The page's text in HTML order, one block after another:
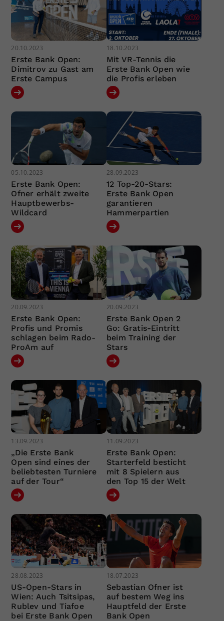
20.10.2023
Erste Bank Open:
Dimitrov zu Gast am
Erste Campus
18.10.2023
Mit VR-Tennis die
Erste Bank Open wie
die Profis erleben
05.10.2023
Erste Bank Open:
Ofner erhält zweite
Hauptbewerbs-
Wildcard
28.09.2023
12 Top-20-Stars:
Erste Bank Open
garantieren
Hammerpartien
20.09.2023
Erste Bank Open:
Profis und Promis
schlagen beim Rado-
ProAm auf
20.09.2023
Erste Bank Open 2
Go: Gratis-Eintritt
beim Training der
Stars
13.09.2023
„Die Erste Bank
Open sind eines der
beliebtesten Turniere
auf der Tour“
11.09.2023
Erste Bank Open:
Starterfeld besticht
mit 8 Spielern aus
den Top 15 der Welt
28.08.2023
US-Open-Stars in
Wien: Auch Tsitsipas,
Rublev und Tiafoe
bei Erste Bank Open
18.07.2023
Sebastian Ofner ist
auf bestem Weg ins
Hauptfeld der Erste
Bank Open